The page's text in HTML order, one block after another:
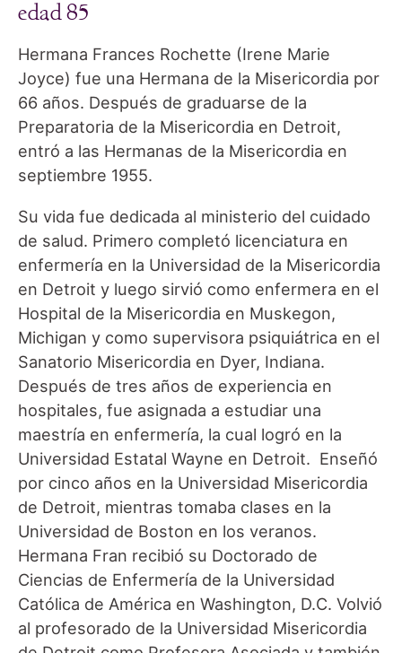
edad 85
Hermana Frances Rochette (Irene Marie
Joyce) fue una Hermana de la Misericordia por
66 años. Después de graduarse de la
Preparatoria de la Misericordia en Detroit,
entró a las Hermanas de la Misericordia en
septiembre 1955.
Su vida fue dedicada al ministerio del cuidado
de salud. Primero completó licenciatura en
enfermería en la Universidad de la Misericordia
en Detroit y luego sirvió como enfermera en el
Hospital de la Misericordia en Muskegon,
Michigan y como supervisora psiquiátrica en el
Sanatorio Misericordia en Dyer, Indiana.
Después de tres años de experiencia en
hospitales, fue asignada a estudiar una
maestría en enfermería, la cual logró en la
Universidad Estatal Wayne en Detroit. Enseñó
por cinco años en la Universidad Misericordia
de Detroit, mientras tomaba clases en la
Universidad de Boston en los veranos.
Hermana Fran recibió su Doctorado de
Ciencias de Enfermería de la Universidad
Católica de América en Washington, D.C. Volvió
al profesorado de la Universidad Misericordia